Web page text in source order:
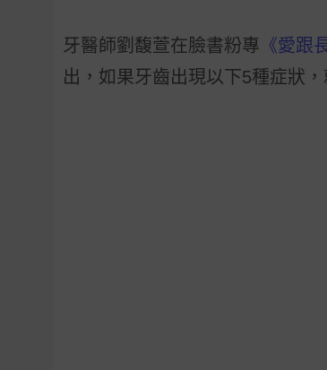
牙醫師劉馥萱在臉書粉專 《愛跟
出，如果牙齒出現以下5種症狀